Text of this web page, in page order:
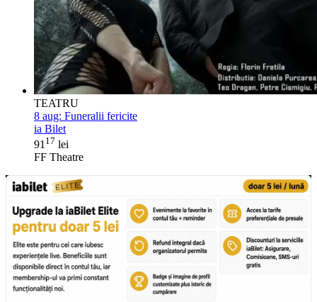
TEATRU
8 aug: Funeralii fericite
ia Bilet
91 17 lei
FF Theatre